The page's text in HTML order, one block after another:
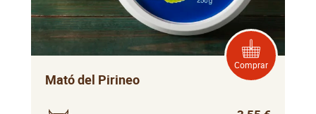
Comprar
Mató del Pirineo